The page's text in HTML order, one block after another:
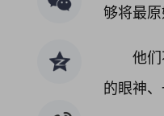
够将最
他
的眼神